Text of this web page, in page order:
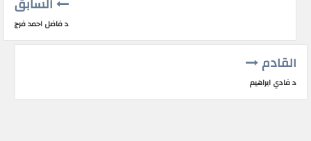
د فاضل احمد فرج
القادم
د فادي ابراهيم